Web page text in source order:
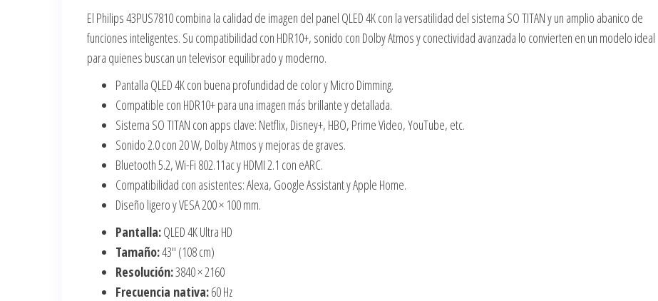
El Philips 43PUS7810 combina la calidad de imagen del panel QLED 4K con la versatilidad del sistema SO TITAN y un amplio abanico de
funciones inteligentes. Su compatibilidad con HDR10+, sonido con Dolby Atmos y conectividad avanzada lo convierten en un modelo ideal
para quienes buscan un televisor equilibrado y moderno.
Pantalla QLED 4K con buena profundidad de color y Micro Dimming.
Compatible con HDR10+ para una imagen más brillante y detallada.
Sistema SO TITAN con apps clave: Netflix, Disney+, HBO, Prime Video, YouTube, etc.
Sonido 2.0 con 20 W, Dolby Atmos y mejoras de graves.
Bluetooth 5.2, Wi-Fi 802.11ac y HDMI 2.1 con eARC.
Compatibilidad con asistentes: Alexa, Google Assistant y Apple Home.
Diseño ligero y VESA 200 × 100 mm.
Pantalla:QLED 4K Ultra HD
Tamaño:43″ (108 cm)
Resolución:3840 × 2160
Frecuencia nativa:60 Hz